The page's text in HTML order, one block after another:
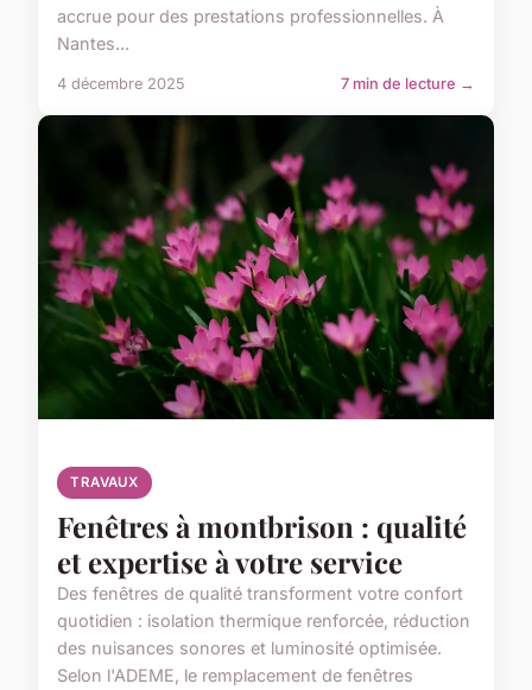
accrue pour des prestations professionnelles. À
Nantes...
4 décembre 2025 7 min de lecture →
TRAVAUX
Fenêtres à montbrison : qualité
et expertise à votre service
Des fenêtres de qualité transforment votre confort
quotidien : isolation thermique renforcée, réduction
des nuisances sonores et luminosité optimisée.
Selon l'ADEME, le remplacement de fenêtres